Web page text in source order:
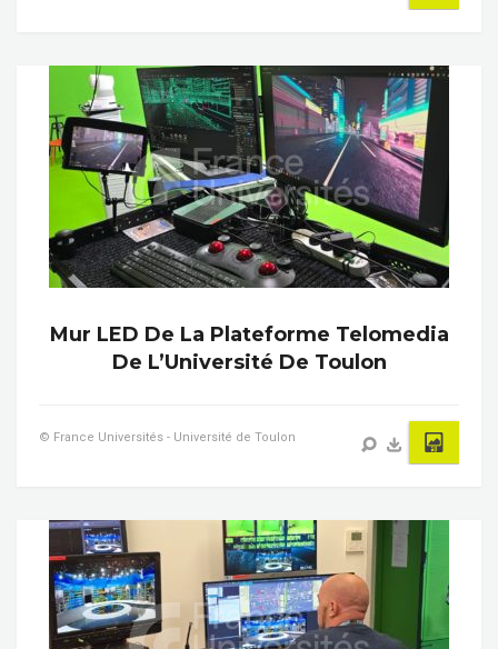
Mur LED De La Plateforme Telomedia
De L’Université De Toulon
© France Universités - Université de Toulon